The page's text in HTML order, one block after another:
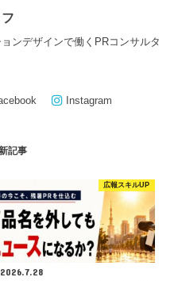
ンデザインで働くPRコンサルタ
Instagram
記事
広報スキルUP
2026.7.28